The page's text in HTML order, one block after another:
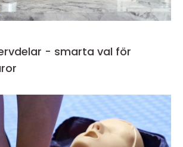
- smarta val för